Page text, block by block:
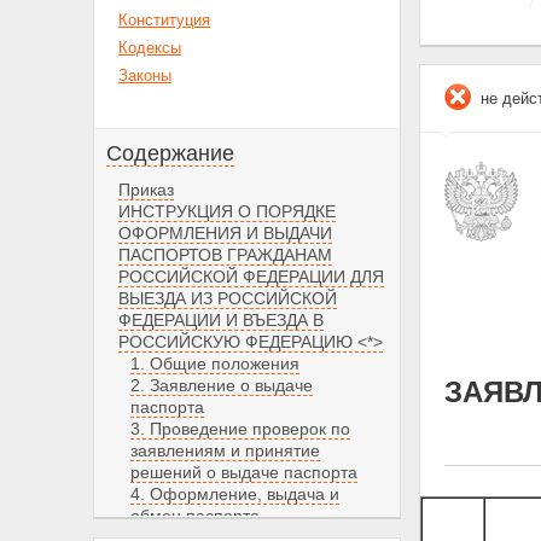
Конституция
Кодексы
Законы
Содержание
Приказ
ИНСТРУКЦИЯ О ПОРЯДКЕ
ОФОРМЛЕНИЯ И ВЫДАЧИ
ПАСПОРТОВ ГРАЖДАНАМ
РОССИЙСКОЙ ФЕДЕРАЦИИ ДЛЯ
ВЫЕЗДА ИЗ РОССИЙСКОЙ
ФЕДЕРАЦИИ И ВЪЕЗДА В
РОССИЙСКУЮ ФЕДЕРАЦИЮ <*>
1. Общие положения
2. Заявление о выдаче
паспорта
3. Проведение проверок по
заявлениям и принятие
решений о выдаче паспорта
4. Оформление, выдача и
обмен паспорта
не